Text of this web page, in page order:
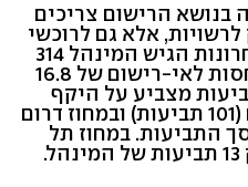
הרישום צריכים
אלא גם לרוכשי
הדירות. בארבע השנים האחרונות הגיש המינהל 314
תביעות נגד חברות, המתייחסות לאי-רישום של 16.8
מצביע על היקף
גדול במיוחד במחוז ירושלים (101 תביעות) ובמחוז דרום
המהוות יחד כ-60% מסך התביעות. במחוז תל